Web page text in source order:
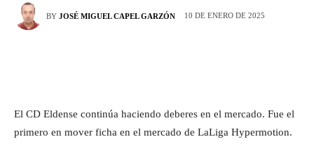
BY JOSÉ MIGUEL CAPEL GARZÓN 10 DE ENERO DE 2025
El CD Eldense continúa haciendo deberes en el mercado. Fue el
primero en mover ficha en el mercado de LaLiga Hypermotion.